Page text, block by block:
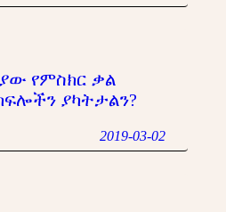
የምስክር ቃል
ያካትታልን?
2019-03-02